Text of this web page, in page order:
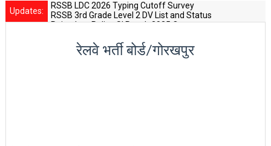
Updates:
RSSB LDC 2026 Typing Cutoff Survey
RSSB 3rd Grade Level 2 DV List and Status
Rajasthan Police SI Result 2025 Out
RPSC Senior Teacher Recruitment 2025: Post Increase
रेलवे भर्ती बोर्ड/गोरखपुर